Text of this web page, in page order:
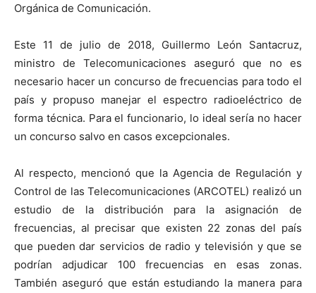
Orgánica de Comunicación.
Este 11 de julio de 2018, Guillermo León Santacruz,
ministro de Telecomunicaciones aseguró que no es
necesario hacer un concurso de frecuencias para todo el
país y propuso manejar el espectro radioeléctrico de
forma técnica. Para el funcionario, lo ideal sería no hacer
un concurso salvo en casos excepcionales.
Al respecto, mencionó que la Agencia de Regulación y
Control de las Telecomunicaciones (ARCOTEL) realizó un
estudio de la distribución para la asignación de
frecuencias, al precisar que existen 22 zonas del país
que pueden dar servicios de radio y televisión y que se
podrían adjudicar 100 frecuencias en esas zonas.
También aseguró que están estudiando la manera para